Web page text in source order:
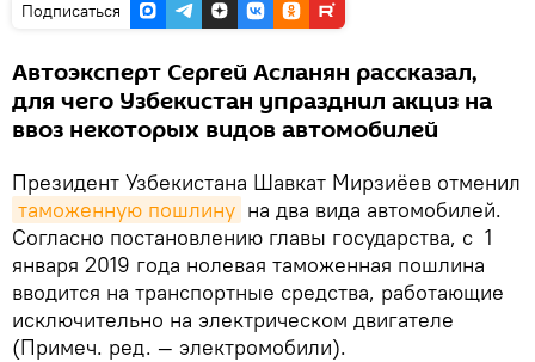
Подписаться
Автоэксперт Сергей Асланян рассказал,
для чего Узбекистан упразднил акциз на
ввоз некоторых видов автомобилей
Президент Узбекистана Шавкат Мирзиёев отменил
таможенную пошлину на два вида автомобилей.
Согласно постановлению главы государства, с 1
января 2019 года нолевая таможенная пошлина
вводится на транспортные средства, работающие
исключительно на электрическом двигателе
(Примеч. ред. — электромобили).